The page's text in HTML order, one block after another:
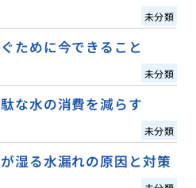
未分類
ために今できること
未分類
な水の消費を減らす
未分類
湿る水漏れの原因と対策